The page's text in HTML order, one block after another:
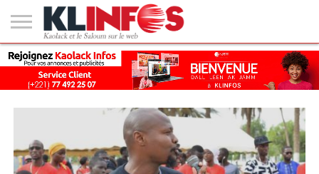
#2
(PAS
DE
TITRE)
KAOLACK
POLITIQUE
ECONOMIE
SOCIÉTÉ
CULTURE
PEOPLE
SPORT
SANTÉ
AFRIQUE
INTERNATIONAL
EMPLOI &
FORMATION